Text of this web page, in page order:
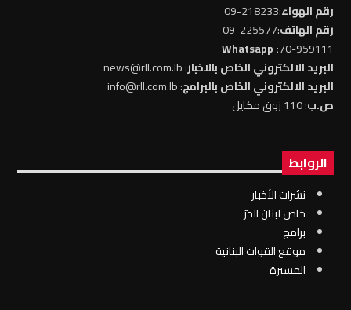
رقم الهواء:218233-09
رقم الهاتف:225577-09
70-959111
: Whatsapp
البريد الالكتروني الخاص بالاخبار: news@rll.com.lb
البريد الالكتروني الخاص بالبرامج: info@rll.com.lb
ص.ب: 110 زوق مكايل
الروابط
نشرات الأخبار
خاص لبنان الحرّ
برامج
موقع القوات البنانية
المسيرة